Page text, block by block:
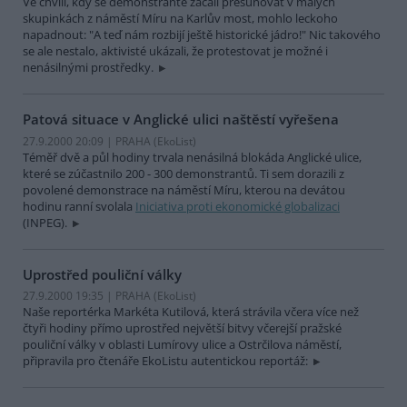
skupinkách z náměstí Míru na Karlův most, mohlo leckoho
napadnout: "A teď nám rozbijí ještě historické jádro!" Nic takového
se ale nestalo, aktivisté ukázali, že protestovat je možné i
nenásilnými prostředky.
Patová situace v Anglické ulici naštěstí vyřešena
27.9.2000 20:09 | PRAHA (EkoList)
Téměř dvě a půl hodiny trvala nenásilná blokáda Anglické ulice,
které se zúčastnilo 200 - 300 demonstrantů. Ti sem dorazili z
povolené demonstrace na náměstí Míru, kterou na devátou
hodinu ranní svolala Iniciativa proti ekonomické globalizaci
(INPEG).
Uprostřed pouliční války
27.9.2000 19:35 | PRAHA (EkoList)
Naše reportérka Markéta Kutilová, která strávila včera více než
čtyři hodiny přímo uprostřed největší bitvy včerejší pražské
pouliční války v oblasti Lumírovy ulice a Ostrčilova náměstí,
připravila pro čtenáře EkoListu autentickou reportáž: